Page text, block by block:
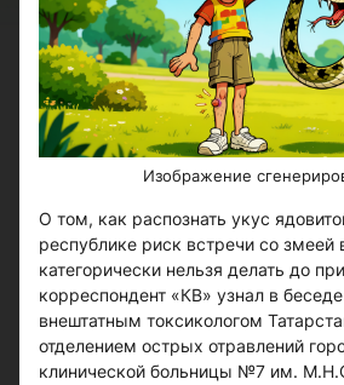
​​​​​​Изображение
О том, как распознать укус
республике риск встречи со змеей
категорически нельзя делать до
корреспондент «КВ» узнал в
внештатным токсикологом
отделением острых отравлений
клинической больницы №7 им.